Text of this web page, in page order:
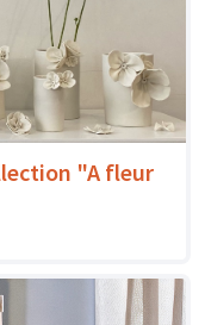
"A fleur